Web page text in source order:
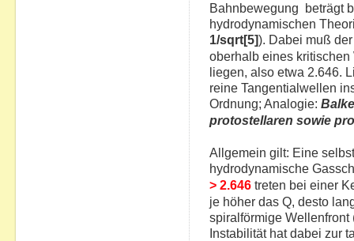
Bahnbewegung beträgt
hydrodynamischen
1/sqrt[5]). Dabei muß
oberhalb eines
liegen, also etwa 2.646.
reine Tangentialwellen
Ordnung; Analogie:
protostellaren sowie
Allgemein gilt: Eine
hydrodynamische
> 2.646 treten bei einer
je höher das Q, desto
spiralförmige
Instabilität hat dabei zur